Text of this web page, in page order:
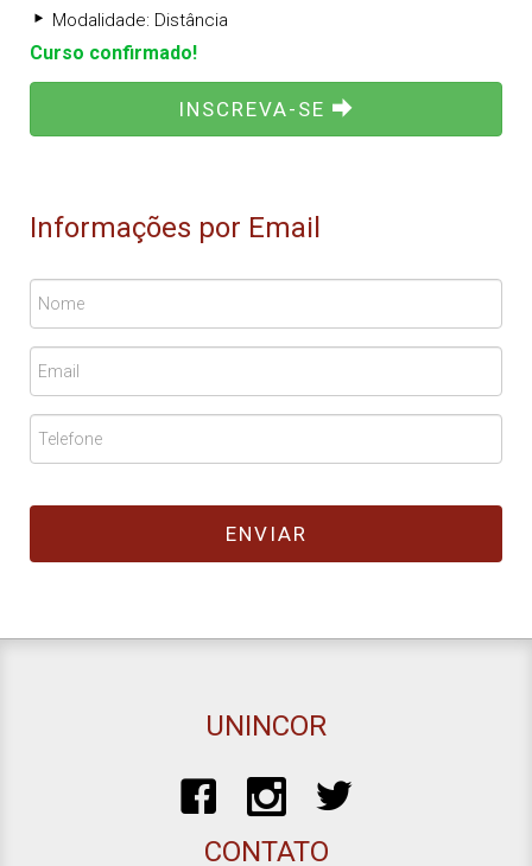
Modalidade: Distância
Curso confirmado!
INSCREVA-SE
Informações por Email
UNINCOR
CONTATO